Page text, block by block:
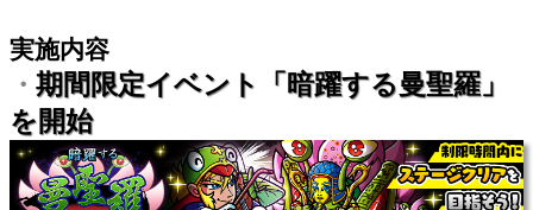
実施内容
・ 期間限定イベント「暗躍する曼聖羅」
を開始